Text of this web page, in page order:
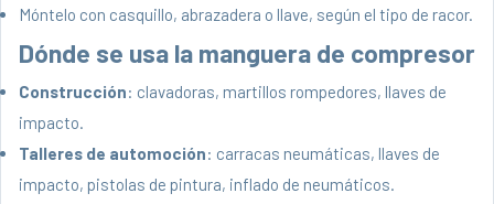
Móntelo con casquillo, abrazadera o llave, según el tipo de racor.
Dónde se usa la manguera de compresor
Construcción: clavadoras, martillos rompedores, llaves de
impacto.
Talleres de automoción: carracas neumáticas, llaves de
impacto, pistolas de pintura, inflado de neumáticos.